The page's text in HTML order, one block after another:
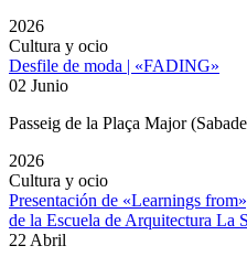
2026
Cultura y ocio
Desfile de moda | «FADING»
02 Junio
Passeig de la Plaça Major
2026
Cultura y ocio
Presentación de «Learnings
de la Escuela de Arquitectura La
22 Abril